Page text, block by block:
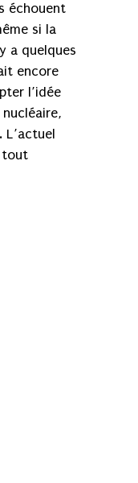
échouent
si la
a quelques
encore
l’idée
L’actuel
tout